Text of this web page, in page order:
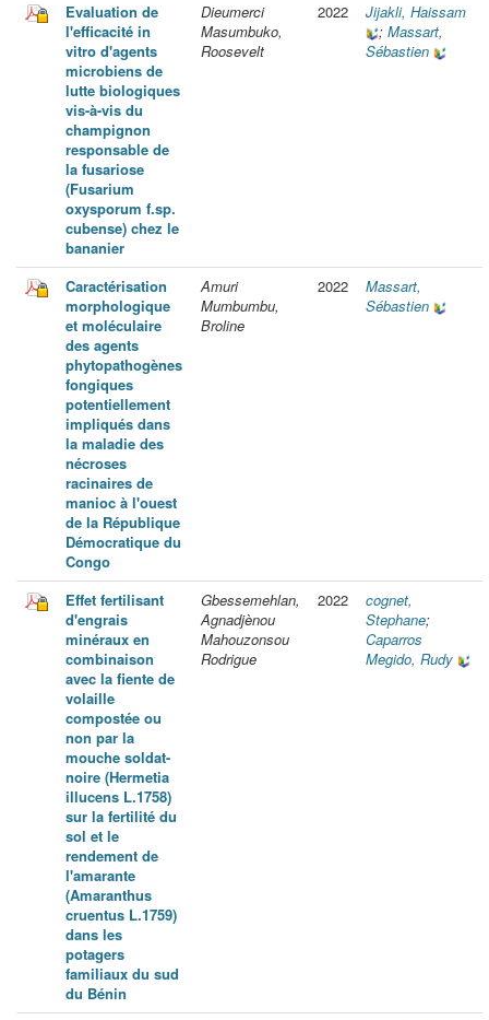
Evaluation de
l'efficacité in
vitro d'agents
microbiens de
lutte biologiques
vis-à-vis du
champignon
responsable de
la fusariose
(Fusarium
oxysporum f.sp.
cubense) chez le
bananier
Dieumerci
Masumbuko,
Roosevelt
2022
Jijakli, Haissam
; Massart,
Sébastien
Caractérisation
morphologique
et moléculaire
des agents
phytopathogènes
fongiques
potentiellement
impliqués dans
la maladie des
nécroses
racinaires de
manioc à l'ouest
de la République
Démocratique du
Congo
Amuri
Mumbumbu,
Broline
2022
Massart,
Sébastien
Effet fertilisant
d'engrais
minéraux en
combinaison
avec la fiente de
volaille
compostée ou
non par la
mouche soldat-
noire (Hermetia
illucens L.1758)
sur la fertilité du
sol et le
rendement de
l'amarante
(Amaranthus
cruentus L.1759)
dans les
potagers
familiaux du sud
du Bénin
Gbessemehlan,
Agnadjènou
Mahouzonsou
Rodrigue
2022
cognet,
Stephane;
Caparros
Megido, Rudy